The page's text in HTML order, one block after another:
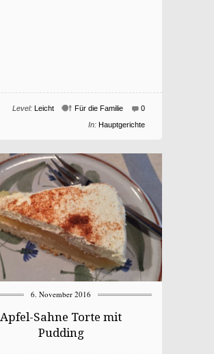
0
Für die Familie
Level: Leicht
In: Hauptgerichte
6. November 2016
Apfel-Sahne Torte mit
Pudding